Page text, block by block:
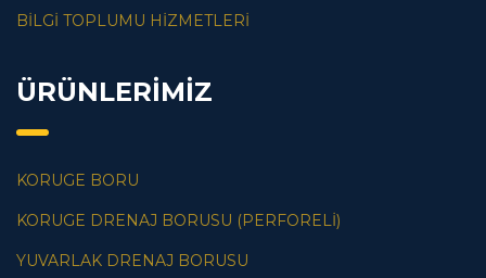
BİLGİ TOPLUMU HİZMETLERİ
ÜRÜNLERİMİZ
KORUGE BORU
KORUGE DRENAJ BORUSU (PERFORELI)
YUVARLAK DRENAJ BORUSU